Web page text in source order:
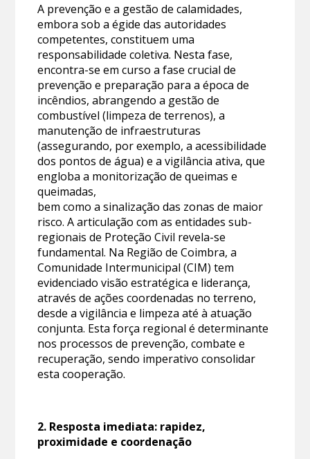
A prevenção e a gestão de calamidades,
embora sob a égide das autoridades
competentes, constituem uma
responsabilidade coletiva. Nesta fase,
encontra-se em curso a fase crucial de
prevenção e preparação para a época de
incêndios, abrangendo a gestão de
combustível (limpeza de terrenos), a
manutenção de infraestruturas
(assegurando, por exemplo, a acessibilidade
dos pontos de água) e a vigilância ativa, que
engloba a monitorização de queimas e
queimadas,
bem como a sinalização das zonas de maior
risco. A articulação com as entidades sub-
regionais de Proteção Civil revela-se
fundamental. Na Região de Coimbra, a
Comunidade Intermunicipal (CIM) tem
evidenciado visão estratégica e liderança,
através de ações coordenadas no terreno,
desde a vigilância e limpeza até à atuação
conjunta. Esta força regional é determinante
nos processos de prevenção, combate e
recuperação, sendo imperativo consolidar
esta cooperação.
2. Resposta imediata: rapidez,
proximidade e coordenação